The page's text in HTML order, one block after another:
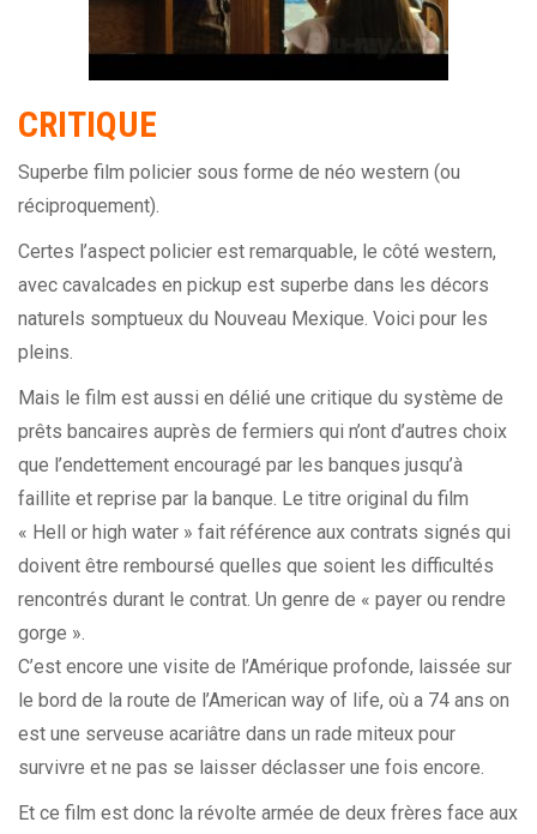
CRITIQUE
Superbe film policier sous forme de néo western (ou
réciproquement).
Certes l’aspect policier est remarquable, le côté western,
avec cavalcades en pickup est superbe dans les décors
naturels somptueux du Nouveau Mexique. Voici pour les
pleins.
Mais le film est aussi en délié une critique du système de
prêts bancaires auprès de fermiers qui n’ont d’autres choix
que l’endettement encouragé par les banques jusqu’à
faillite et reprise par la banque. Le titre original du film
« Hell or high water » fait référence aux contrats signés qui
doivent être remboursé quelles que soient les difficultés
rencontrés durant le contrat. Un genre de « payer ou rendre
gorge ».
C’est encore une visite de l’Amérique profonde, laissée sur
le bord de la route de l’American way of life, où a 74 ans on
est une serveuse acariâtre dans un rade miteux pour
survivre et ne pas se laisser déclasser une fois encore.
Et ce film est donc la révolte armée de deux frères face aux